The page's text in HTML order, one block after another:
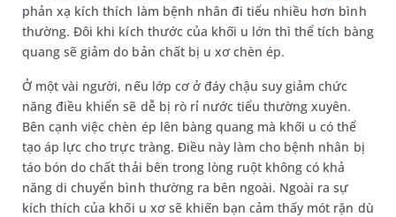
phản xạ kích thích làm bệnh nhân đi tiểu nhiều hơn bình
thường. Đôi khi kích thước của khối u lớn thì thể tích bàng
quang sẽ giảm do bản chất bị u xơ chèn ép.
Ở một vài người, nếu lớp cơ ở đáy chậu suy giảm chức
năng điều khiển sẽ dễ bị rò rỉ nước tiểu thường xuyên.
Bên cạnh việc chèn ép lên bàng quang mà khối u có thể
tạo áp lực cho trực tràng. Điều này làm cho bệnh nhân bị
táo bón do chất thải bên trong lòng ruột không có khả
năng di chuyển bình thường ra bên ngoài. Ngoài ra sự
kích thích của khối u xơ sẽ khiến bạn cảm thấy mót rặn dù